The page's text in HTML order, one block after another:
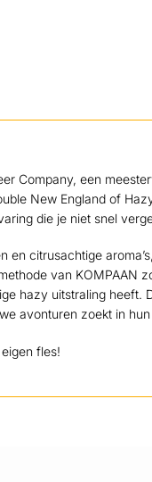
Company, een
New England of
die je niet snel
en citrusachtige aroma’s,
van KOMPAAN
hazy uitstraling heeft.
avonturen zoekt in hun
fles!